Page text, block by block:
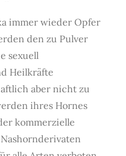
immer wieder Opfer
den zu Pulver
sexuell
Heilkräfte
aber nicht zu
ihres Hornes
kommerzielle